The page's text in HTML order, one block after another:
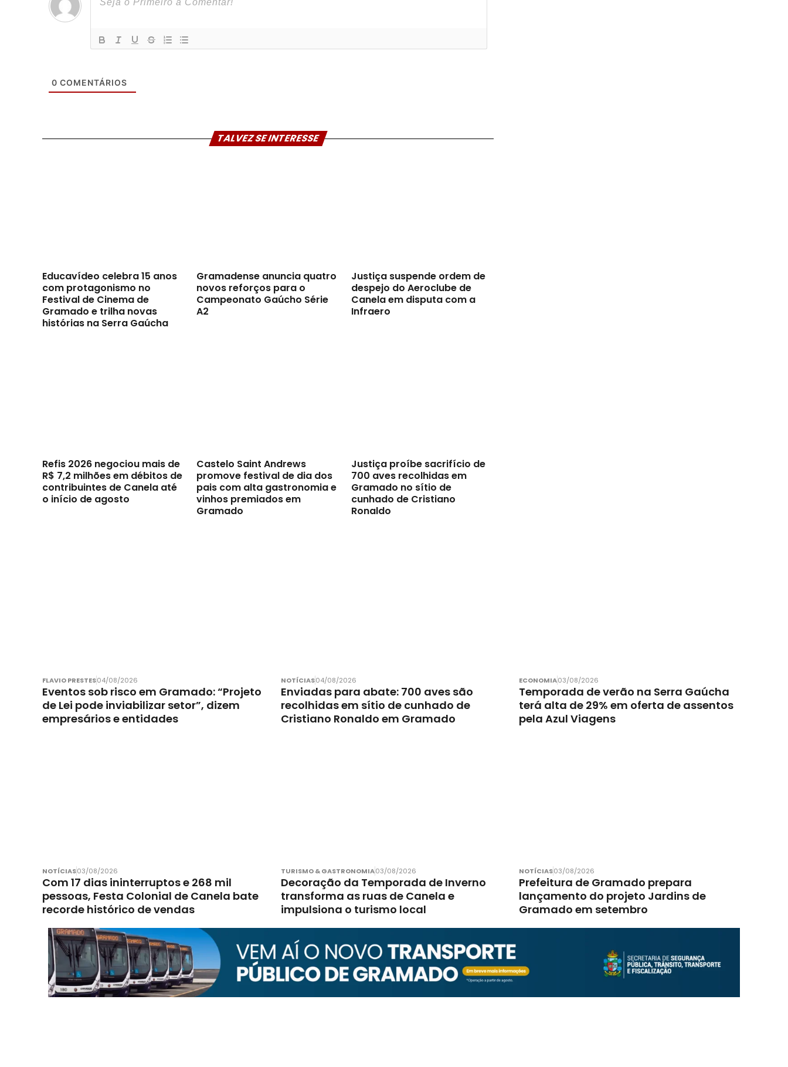
0 COMENTÁRIOS
TALVEZ SE INTERESSE
Educavídeo celebra 15 anos
com protagonismo no
Festival de Cinema de
Gramado e trilha novas
histórias na Serra Gaúcha
Gramadense anuncia quatro
novos reforços para o
Campeonato Gaúcho Série
A2
Justiça suspende ordem de
despejo do Aeroclube de
Canela em disputa com a
Infraero
Refis 2026 negociou mais de
R$ 7,2 milhões em débitos de
contribuintes de Canela até
o início de agosto
Castelo Saint Andrews
promove festival de dia dos
pais com alta gastronomia e
vinhos premiados em
Gramado
Justiça proíbe sacrifício de
700 aves recolhidas em
Gramado no sítio de
cunhado de Cristiano
Ronaldo
FLAVIO PRESTES04/08/2026
Eventos sob risco em Gramado: “Projeto
de Lei pode inviabilizar setor”, dizem
empresários e entidades
NOTÍCIAS04/08/2026
Enviadas para abate: 700 aves são
recolhidas em sítio de cunhado de
Cristiano Ronaldo em Gramado
ECONOMIA03/08/2026
Temporada de verão na Serra Gaúcha
terá alta de 29% em oferta de assentos
pela Azul Viagens
NOTÍCIAS03/08/2026
Com 17 dias ininterruptos e 268 mil
pessoas, Festa Colonial de Canela bate
recorde histórico de vendas
TURISMO & GASTRONOMIA03/08/2026
Decoração da Temporada de Inverno
transforma as ruas de Canela e
impulsiona o turismo local
NOTÍCIAS03/08/2026
Prefeitura de Gramado prepara
lançamento do projeto Jardins de
Gramado em setembro